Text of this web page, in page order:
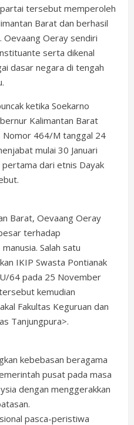
tersebut memperoleh
Barat dan berhasil
Oevaang Oeray sendiri
serta dikenal
dasar negara di tengah
ketika Soekarno
Kalimantan Barat
Nomor 464/M tanggal 24
mulai 30 Januari
dari etnis Dayak
Barat, Oevaang Oeray
terhadap
Salah satu
IKIP Swasta Pontianak
64 pada 25 November
kemudian
Fakultas Keguruan dan
Tanjungpura>.
kebebasan beragama
pusat pada masa
dengan menggerakkan
pasca-peristiwa